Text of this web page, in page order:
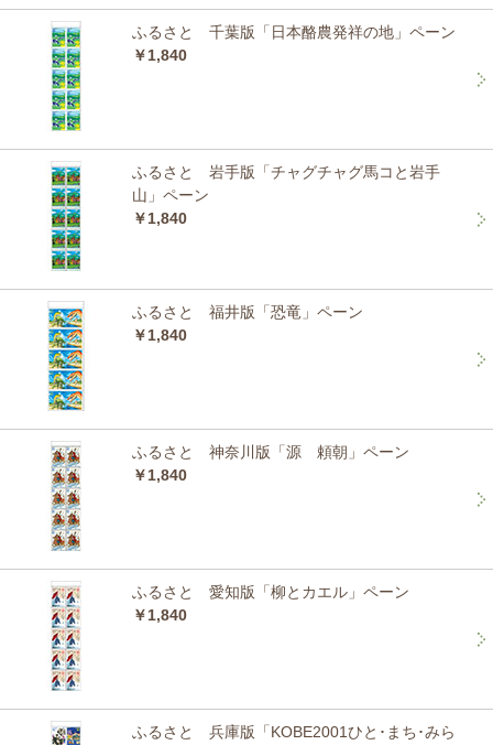
ふるさと 千葉版「日本酪農発祥の地」ペーン
￥1,840
ふるさと 岩手版「チャグチャグ馬コと岩手
山」ペーン
￥1,840
ふるさと 福井版「恐竜」ペーン
￥1,840
ふるさと 神奈川版「源 頼朝」ペーン
￥1,840
ふるさと 愛知版「柳とカエル」ペーン
￥1,840
ふるさと 兵庫版「KOBE2001ひと･まち･みら